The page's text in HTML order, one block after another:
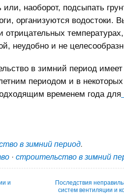
наоборот, подсыпать
организуются водостоки.
отрицательных
неудобно и не
в зимний период
периодом и в
временем года для
в зимний период.
· строительство в зимний
и
Последствия
систем вентиляции и